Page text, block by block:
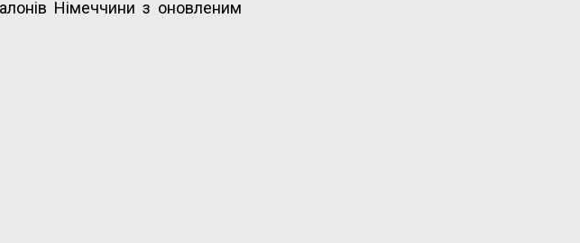
Німеччини з оновленим